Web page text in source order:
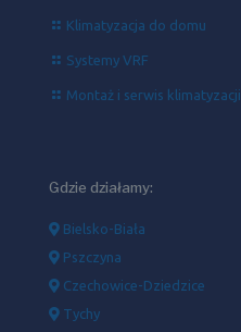
Klimatyzacja do domu
Systemy VRF
Montaż i serwis klimatyzacji
Gdzie działamy:
Bielsko-Biała
Pszczyna
Czechowice-Dziedzice
Tychy